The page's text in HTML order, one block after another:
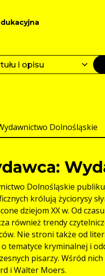
Dolnośląskie
Dolnośląskie
królują życiorysy
dziejom XX w. Od
również trendy
Nie stroni także od
tematyce kryminalnej i
pisarzy. Wśród
i Walter Moers.